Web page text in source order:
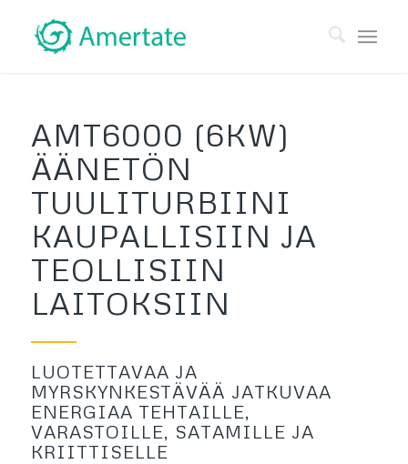
AMT6000 (6KW)
ÄÄNETÖN
TUULITURBIINI
KAUPALLISIIN JA
TEOLLISIIN
LAITOKSIIN
LUOTETTAVAA JA
MYRSKYNKESTÄVÄÄ JATKUVAA
ENERGIAA TEHTAILLE,
VARASTOILLE, SATAMILLE JA
KRIITTISELLE